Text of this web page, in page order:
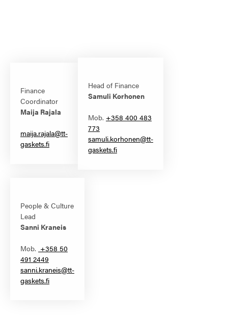
Finance
Coordinator
Maija Rajala
maija.rajala@tt-
gaskets.fi
Head of Finance
Samuli Korhonen
Mob. +358 400 483
773
samuli.korhonen@tt-
gaskets.fi
People & Culture
Lead
Sanni Kraneis
Mob. +358 50
491 2449
sanni.kraneis@tt-
gaskets.fi